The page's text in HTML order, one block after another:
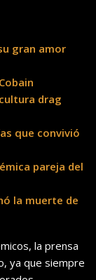
gran amor
drag
que convivió
pareja del
la muerte de
la prensa
ya que siempre